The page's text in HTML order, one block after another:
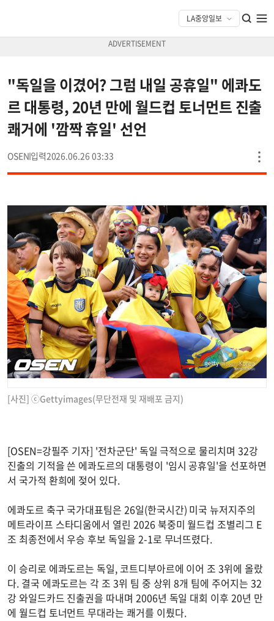
"독일을 이겼어? 그럼 내일 공휴일" 에콰도
르 대통령, 20년 만에 월드컵 토너먼트 진출
쾌거에 '깜짝 휴일' 선언
OSEN 2026.06.26 03:33
[사진] ⓒGettyimages(무단전재 및 재배포 금지)
[OSEN=강필주 기자] '전차군단' 독일 극적으로 물리치며 32강
진출의 기적을 쓴 에콰도르의 대통령이 '임시 공휴일'을 선포하면
서 국가적 환희에 젖어 있다.
에콰도르 축구 국가대표팀은 26일(한국시간) 미국 뉴저지주의
메트라이프 스타디움에서 열린 2026 북중미 월드컵 조별리그 E
조 최종전에서 우승 후보 독일을 2-1로 무너뜨렸다.
이 승리로 에콰도르는 독일, 코트디부아르에 이어 조 3위에 올랐
다. 결국 에콰도르는 각 조 3위 팀 중 상위 8개 팀에 주어지는 32
강 와일드카드 진출권을 따내며 2006년 독일 대회 이후 20년 만
에 월드컵 토너먼트 무대라는 쾌거를 이뤘다.